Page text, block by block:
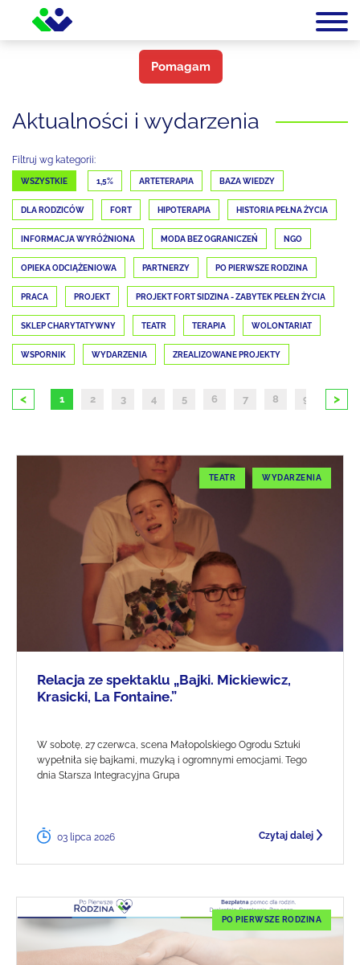
Pomagam
Aktualności i wydarzenia
Filtruj wg kategorii:
WSZYSTKIE 1,5% ARTETERAPIA BAZA WIEDZY
DLA RODZICÓW FORT HIPOTERAPIA HISTORIA PEŁNA ŻYCIA
INFORMACJA WYRÓŻNIONA MODA BEZ OGRANICZEŃ NGO
OPIEKA ODCIĄŻENIOWA PARTNERZY PO PIERWSZE RODZINA
PRACA PROJEKT PROJEKT FORT SIDZINA - ZABYTEK PEŁEN ŻYCIA
SKLEP CHARYTATYWNY TEATR TERAPIA WOLONTARIAT
WSPORNIK WYDARZENIA ZREALIZOWANE PROJEKTY
< 1 2 3 4 5 6 7 8 9 10
>
TEATR WYDARZENIA
Relacja ze spektaklu „Bajki. Mickiewicz,
Krasicki, La Fontaine.”
W sobotę, 27 czerwca, scena Małopolskiego Ogrodu Sztuki
wypełniła się bajkami, muzyką i ogromnymi emocjami. Tego
dnia Starsza Integracyjna Grupa
03 lipca 2026 Czytaj dalej
PO PIERWSZE RODZINA